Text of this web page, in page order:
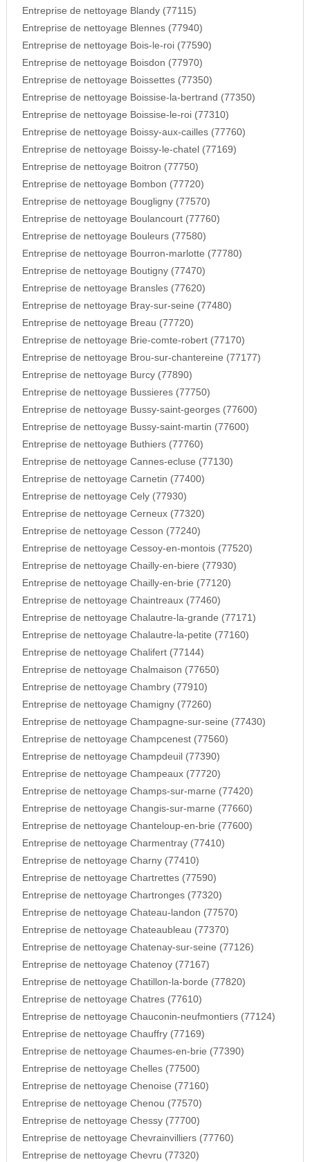
Entreprise de nettoyage Blandy (77115)
Entreprise de nettoyage Blennes (77940)
Entreprise de nettoyage Bois-le-roi (77590)
Entreprise de nettoyage Boisdon (77970)
Entreprise de nettoyage Boissettes (77350)
Entreprise de nettoyage Boissise-la-bertrand (77350)
Entreprise de nettoyage Boissise-le-roi (77310)
Entreprise de nettoyage Boissy-aux-cailles (77760)
Entreprise de nettoyage Boissy-le-chatel (77169)
Entreprise de nettoyage Boitron (77750)
Entreprise de nettoyage Bombon (77720)
Entreprise de nettoyage Bougligny (77570)
Entreprise de nettoyage Boulancourt (77760)
Entreprise de nettoyage Bouleurs (77580)
Entreprise de nettoyage Bourron-marlotte (77780)
Entreprise de nettoyage Boutigny (77470)
Entreprise de nettoyage Bransles (77620)
Entreprise de nettoyage Bray-sur-seine (77480)
Entreprise de nettoyage Breau (77720)
Entreprise de nettoyage Brie-comte-robert (77170)
Entreprise de nettoyage Brou-sur-chantereine (77177)
Entreprise de nettoyage Burcy (77890)
Entreprise de nettoyage Bussieres (77750)
Entreprise de nettoyage Bussy-saint-georges (77600)
Entreprise de nettoyage Bussy-saint-martin (77600)
Entreprise de nettoyage Buthiers (77760)
Entreprise de nettoyage Cannes-ecluse (77130)
Entreprise de nettoyage Carnetin (77400)
Entreprise de nettoyage Cely (77930)
Entreprise de nettoyage Cerneux (77320)
Entreprise de nettoyage Cesson (77240)
Entreprise de nettoyage Cessoy-en-montois (77520)
Entreprise de nettoyage Chailly-en-biere (77930)
Entreprise de nettoyage Chailly-en-brie (77120)
Entreprise de nettoyage Chaintreaux (77460)
Entreprise de nettoyage Chalautre-la-grande (77171)
Entreprise de nettoyage Chalautre-la-petite (77160)
Entreprise de nettoyage Chalifert (77144)
Entreprise de nettoyage Chalmaison (77650)
Entreprise de nettoyage Chambry (77910)
Entreprise de nettoyage Chamigny (77260)
Entreprise de nettoyage Champagne-sur-seine (77430)
Entreprise de nettoyage Champcenest (77560)
Entreprise de nettoyage Champdeuil (77390)
Entreprise de nettoyage Champeaux (77720)
Entreprise de nettoyage Champs-sur-marne (77420)
Entreprise de nettoyage Changis-sur-marne (77660)
Entreprise de nettoyage Chanteloup-en-brie (77600)
Entreprise de nettoyage Charmentray (77410)
Entreprise de nettoyage Charny (77410)
Entreprise de nettoyage Chartrettes (77590)
Entreprise de nettoyage Chartronges (77320)
Entreprise de nettoyage Chateau-landon (77570)
Entreprise de nettoyage Chateaubleau (77370)
Entreprise de nettoyage Chatenay-sur-seine (77126)
Entreprise de nettoyage Chatenoy (77167)
Entreprise de nettoyage Chatillon-la-borde (77820)
Entreprise de nettoyage Chatres (77610)
Entreprise de nettoyage Chauconin-neufmontiers (77124)
Entreprise de nettoyage Chauffry (77169)
Entreprise de nettoyage Chaumes-en-brie (77390)
Entreprise de nettoyage Chelles (77500)
Entreprise de nettoyage Chenoise (77160)
Entreprise de nettoyage Chenou (77570)
Entreprise de nettoyage Chessy (77700)
Entreprise de nettoyage Chevrainvilliers (77760)
Entreprise de nettoyage Chevru (77320)